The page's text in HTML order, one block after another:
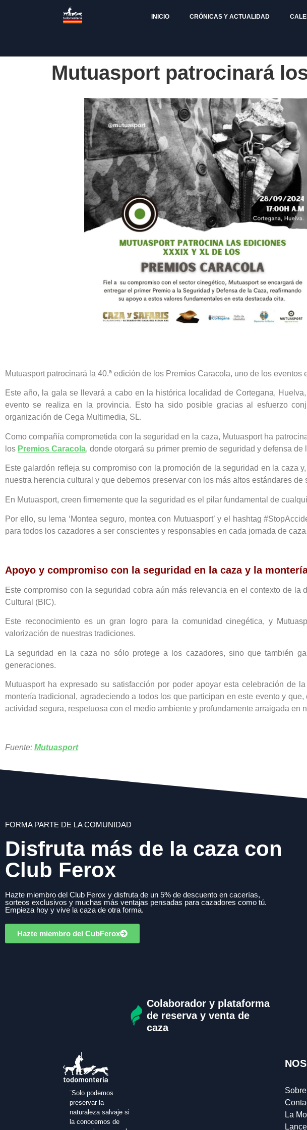
INICIO CRÓNICAS Y ACTUALIDAD
Mutuasport patrocinará
Mutuasport patrocinará la 40.ª edición de los Premios Caracola, uno de los
Este año, la gala se llevará a cabo en la histórica localidad de Cortegana,
evento se realiza en la provincia. Esto ha sido posible gracias al esfuerzo
organización de Cega Multimedia, SL.
Como compañía comprometida con la seguridad en la caza, Mutuasport ha
los Premios Caracola, donde otorgará su primer premio de seguridad y defensa de
Este galardón refleja su compromiso con la promoción de la seguridad en la caza
nuestra herencia cultural y que debemos preservar con los más altos estándares de
En Mutuasport, creen firmemente que la seguridad es el pilar fundamental de
Por ello, su lema ‘Montea seguro, montea con Mutuasport’ y el hashtag
para todos los cazadores a ser conscientes y responsables en cada jornada de caza.
Apoyo y compromiso con la seguridad en la caza y la
Este compromiso con la seguridad cobra aún más relevancia en el contexto de
Cultural (BIC).
Este reconocimiento es un gran logro para la comunidad cinegética, y
valorización de nuestras tradiciones.
La seguridad en la caza no sólo protege a los cazadores, sino que también
generaciones.
Mutuasport ha expresado su satisfacción por poder apoyar esta celebración
montería tradicional, agradeciendo a todos los que participan en este evento y
actividad segura, respetuosa con el medio ambiente y profundamente arraigada en
Fuente: Mutuasport
FORMA PARTE DE LA COMUNIDAD
Disfruta más de la caza con
Club Ferox
Hazte miembro del Club Ferox y disfruta de un 5% de descuento en cacerías,
sorteos exclusivos y muchas más ventajas pensadas para cazadores como tú.
Empieza hoy y vive la caza de otra forma.
Hazte miembro del CubFerox
Colaborador y plataforma
de reserva y venta de
caza
¨Solo podemos
preservar la
naturaleza salvaje si
la conocemos de
La